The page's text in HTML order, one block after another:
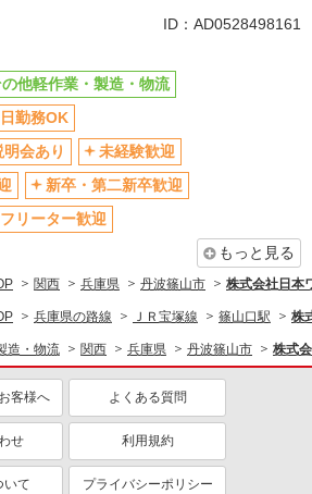
あり
未経験歓迎
フリーター歓迎
ブランクOK
エルダー（50代～）活躍中
完全週休2日制
土日祝休み
平日のみ勤務OK
朝
髪型・髪色自由
食堂・売店あり
ID：AD0528498161
の他軽作業・製造・物流
勤務OK
会あり
未経験歓迎
新卒・第二新卒歓迎
フリーター歓迎
もっと見る
関西 兵庫県 丹波篠山市 株式会社日本
兵庫県の路線 ＪＲ宝塚線 篠山口駅 株
造・物流 関西 兵庫県 丹波篠山市 株式
客様へ よくある質問
せ 利用規約
いて プライバシーポリシー